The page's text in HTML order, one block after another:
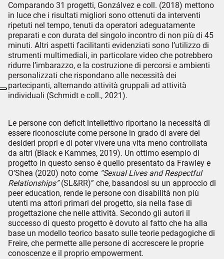
Comparando 31 progetti, Gonzálvez e coll. (2018) mettono
in luce che i risultati migliori sono ottenuti da interventi
ripetuti nel tempo, tenuti da operatori adeguatamente
preparati e con durata del singolo incontro di non più di 45
minuti. Altri aspetti facilitanti evidenziati sono l’utilizzo di
strumenti multimediali, in particolare video che potrebbero
ridurre l’imbarazzo, e la costruzione di percorsi e ambienti
personalizzati che rispondano alle necessità dei
partecipanti, alternando attività gruppali ad attività
individuali (Schmidt e coll., 2021).
Le persone con deficit intellettivo riportano la necessità di
essere riconosciute come persone in grado di avere dei
desideri propri e di poter vivere una vita meno controllata
da altri (Black e Kammes, 2019). Un ottimo esempio di
progetto in questo senso è quello presentato da Frawley e
O’Shea (2020) noto come “Sexual Lives and Respectful
Relationships”(SL&RR)” che, basandosi su un approccio di
peer education, rende le persone con disabilità non più
utenti ma attori primari del progetto, sia nella fase di
progettazione che nelle attività. Secondo gli autori il
successo di questo progetto è dovuto al fatto che ha alla
base un modello teorico basato sulle teorie pedagogiche di
Freire, che permette alle persone di accrescere le proprie
conoscenze e il proprio empowerment.